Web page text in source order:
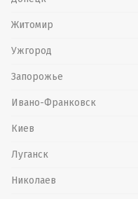
Житомир
Ужгород
Запорожье
Ивано-Франковск
Киев
Луганск
Николаев